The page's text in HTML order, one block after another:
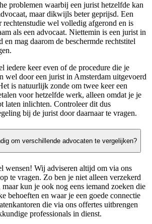
problemen waarbij een jurist hetzelfde kan
maar dikwijls beter geprijsd. Een
rechtenstudie wel volledig afgerond en is
als een advocaat. Niettemin is een jurist in
en mag daarom de beschermde rechtstitel
iedere keer even of de procedure die je
wel door een jurist in Amsterdam uitgevoerd
is natuurlijk zonde om twee keer een
voor hetzelfde werk, alleen omdat je je
laten inlichten. Controleer dit dus
bij de jurist door daarnaar te vragen.
om verschillende advocaten te vergelijken?
wensen! Wij adviseren altijd om via ons
te vragen. Zo ben je niet alleen verzekerd
kun je ook nog eens iemand zoeken die
behoeften en waar je een goede connectie
die via ons offertes uitbrengen
professionals in dienst.